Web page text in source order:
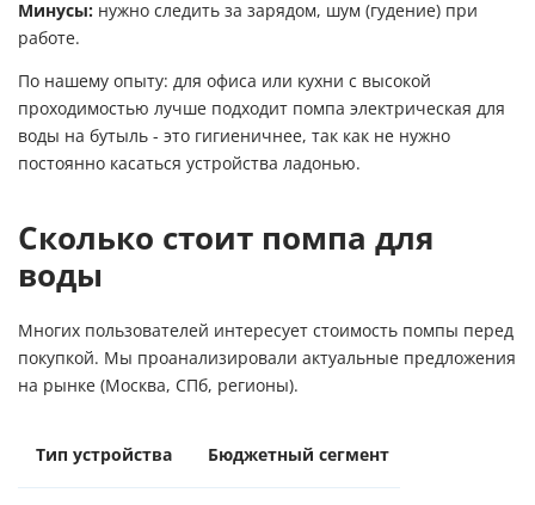
Минусы: нужно следить за зарядом, шум (гудение) при
работе.
По нашему опыту: для офиса или кухни с высокой
проходимостью лучше подходит помпа электрическая для
воды на бутыль - это гигиеничнее, так как не нужно
постоянно касаться устройства ладонью.
Сколько стоит помпа для
воды
Многих пользователей интересует стоимость помпы перед
покупкой. Мы проанализировали актуальные предложения
на рынке (Москва, СПб, регионы).
Тип устройства Бюджетный сегмент